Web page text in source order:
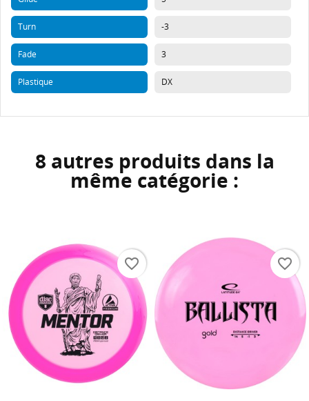
Turn -3
Fade 3
Plastique DX
8 autres produits dans la
même catégorie :
favorite_border favorite_border